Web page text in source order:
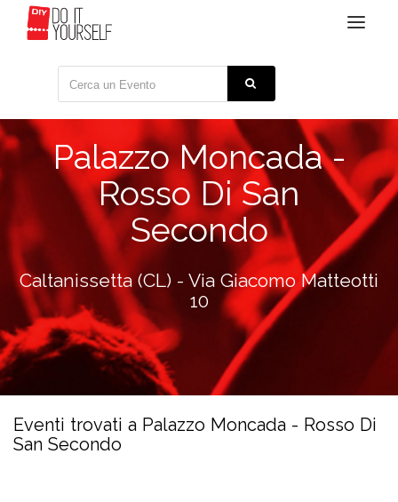
Toggle
Palazzo Moncada -
Rosso Di San
Secondo
Caltanissetta (CL) - Via Giacomo Matteotti
10
Eventi trovati a Palazzo Moncada - Rosso Di
San Secondo